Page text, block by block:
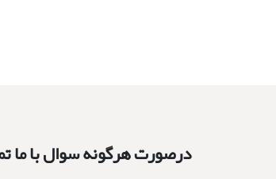
درصورت هرگونه سوال با ما